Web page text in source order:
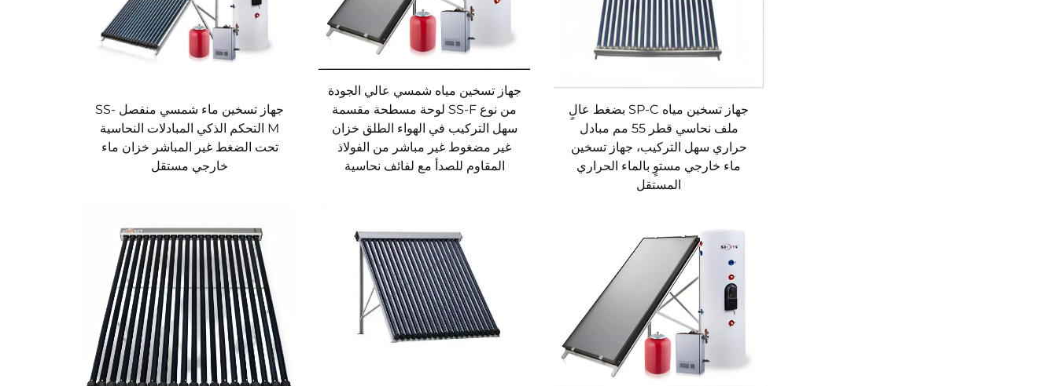
جهاز تسخين مياه SP-C بضغط عالٍ
ملف نحاسي قطر 55 مم مبادل
حراري سهل التركيب، جهاز تسخين
ماء خارجي مستوٍ بالماء الحراري
المستقل
جهاز تسخين مياه شمسي عالي الجودة
من نوع SS-F لوحة مسطحة مقسمة
سهل التركيب في الهواء الطلق خزان
غير مضغوط غير مباشر من الفولاذ
المقاوم للصدأ مع لفائف نحاسية
جهاز تسخين ماء شمسي منفصل SS-
M التحكم الذكي المبادلات النحاسية
تحت الضغط غير المباشر خزان ماء
خارجي مستقل